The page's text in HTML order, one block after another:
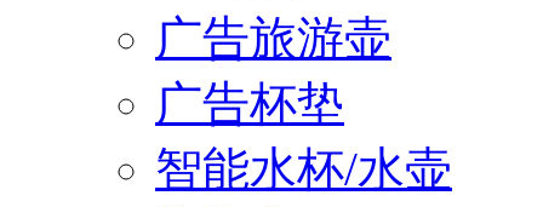
广告旅游壶
广告杯垫
智能水杯/水壶